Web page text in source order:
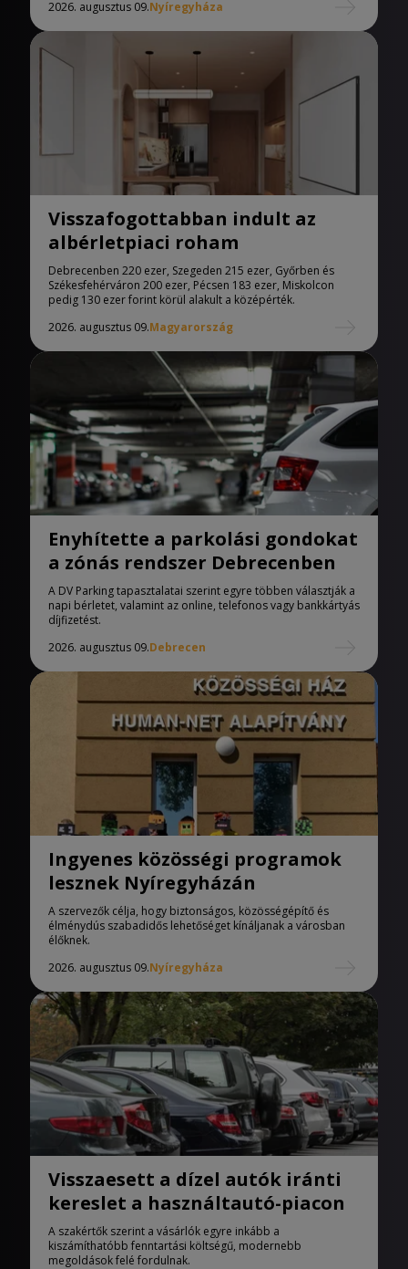
2026. augusztus 09.Nyíregyháza
Visszafogottabban indult az
albérletpiaci roham
Debrecenben 220 ezer, Szegeden 215 ezer, Győrben és
Székesfehérváron 200 ezer, Pécsen 183 ezer, Miskolcon
pedig 130 ezer forint körül alakult a középérték.
2026. augusztus 09.Magyarország
Enyhítette a parkolási gondokat
a zónás rendszer Debrecenben
A DV Parking tapasztalatai szerint egyre többen választják a
napi bérletet, valamint az online, telefonos vagy bankkártyás
díjfizetést.
2026. augusztus 09.Debrecen
Ingyenes közösségi programok
lesznek Nyíregyházán
A szervezők célja, hogy biztonságos, közösségépítő és
élménydús szabadidős lehetőséget kínáljanak a városban
élőknek.
2026. augusztus 09.Nyíregyháza
Visszaesett a dízel autók iránti
kereslet a használtautó-piacon
A szakértők szerint a vásárlók egyre inkább a
kiszámíthatóbb fenntartási költségű, modernebb
megoldások felé fordulnak.